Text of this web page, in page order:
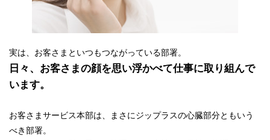
実は、お客さまといつもつながっている部署。
日々、お客さまの顔を思い浮かべて仕事に取り組んで
います。
お客さまサービス本部は、まさにジップラスの心臓部分ともいう
べき部署。